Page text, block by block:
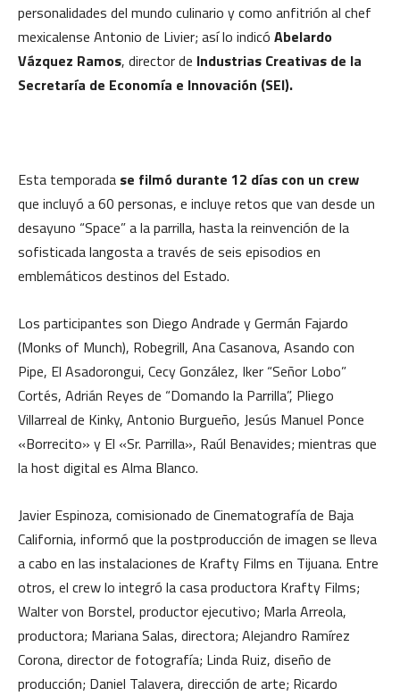
personalidades del mundo culinario y como anfitrión al chef
mexicalense Antonio de Livier; así lo indicó Abelardo
Vázquez Ramos, director de Industrias Creativas de la
Secretaría de Economía e Innovación (SEI).
Esta temporada se filmó durante 12 días con un crew
que incluyó a 60 personas, e incluye retos que van desde un
desayuno “Space” a la parrilla, hasta la reinvención de la
sofisticada langosta a través de seis episodios en
emblemáticos destinos del Estado.
Los participantes son Diego Andrade y Germán Fajardo
(Monks of Munch), Robegrill, Ana Casanova, Asando con
Pipe, El Asadorongui, Cecy González, Iker “Señor Lobo”
Cortés, Adrián Reyes de “Domando la Parrilla”, Pliego
Villarreal de Kinky, Antonio Burgueño, Jesús Manuel Ponce
«Borrecito» y El «Sr. Parrilla», Raúl Benavides; mientras que
la host digital es Alma Blanco.
Javier Espinoza, comisionado de Cinematografía de Baja
California, informó que la postproducción de imagen se lleva
a cabo en las instalaciones de Krafty Films en Tijuana. Entre
otros, el crew lo integró la casa productora Krafty Films;
Walter von Borstel, productor ejecutivo; Marla Arreola,
productora; Mariana Salas, directora; Alejandro Ramírez
Corona, director de fotografía; Linda Ruiz, diseño de
producción; Daniel Talavera, dirección de arte; Ricardo